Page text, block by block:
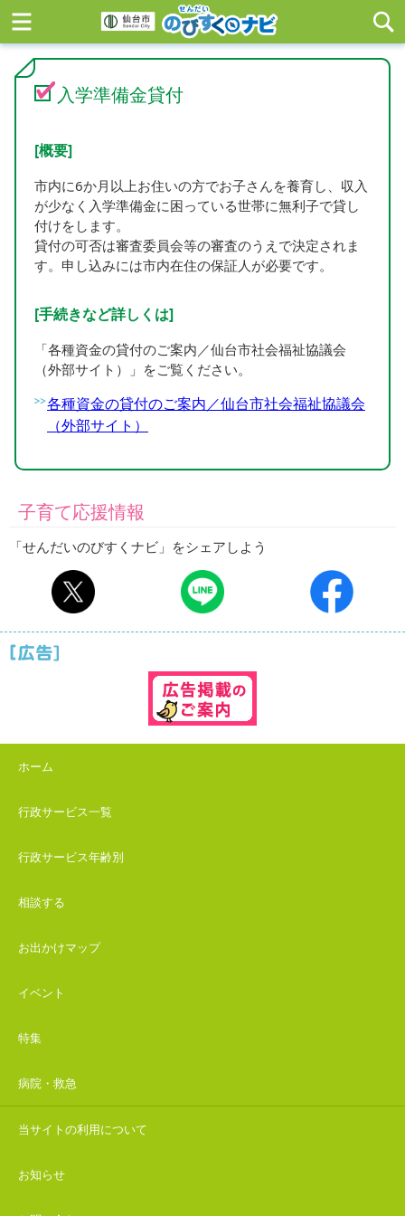
入学準備金貸付
[概要]
市内に6か月以上お住いの方でお子さんを養育し、収入
が少なく入学準備金に困っている世帯に無利子で貸し
付けをします。
貸付の可否は審査委員会等の審査のうえで決定されま
す。申し込みには市内在住の保証人が必要です。
[手続きなど詳しくは]
「各種資金の貸付のご案内／仙台市社会福祉協議会
（外部サイト）」をご覧ください。
各種資金の貸付のご案内／仙台市社会福祉協議会
（外部サイト）
子育て応援情報
「せんだいのびすくナビ」をシェアしよう
ホーム
行政サービス一覧
行政サービス年齢別
相談する
お出かけマップ
イベント
特集
病院・救急
当サイトの利用について
お知らせ